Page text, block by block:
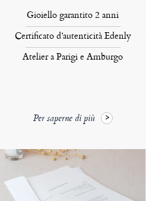
Gioiello garantito 2 anni
Certificato d’autenticità Edenly
Atelier a Parigi e Amburgo
Per saperne di più